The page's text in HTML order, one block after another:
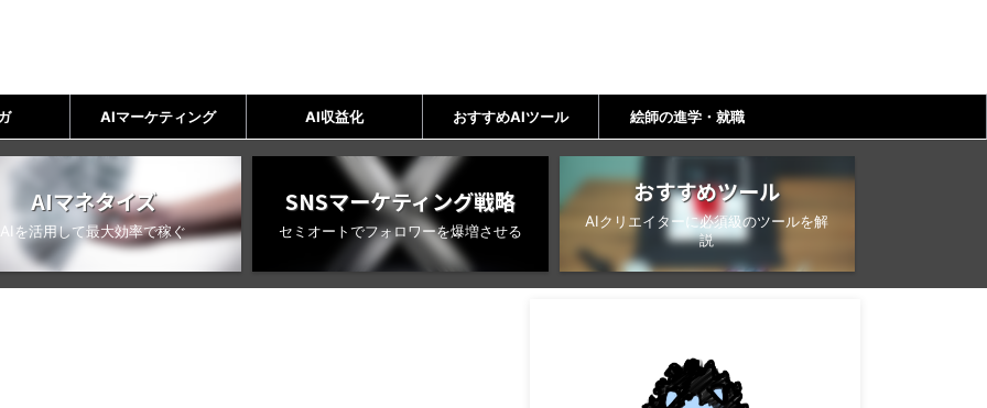
AIマーケティング AI収益化 おすすめAIツール 絵師の進学・就職
AIマネタイズ
AIを活用して最大効率で稼ぐ
SNSマーケティング戦略
セミオートでフォロワーを爆増させる
おすすめツール
AIクリエイターに必須級のツールを解
説